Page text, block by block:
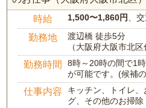
時給 1,500〜1,860円 、
勤務地
渡辺橋 徒歩5分
（大阪府大阪市北区
勤務時間
8時～20時の間で1
が可能です。(候補
仕事内容
キッチン、トイレ
グ、その他のお掃除